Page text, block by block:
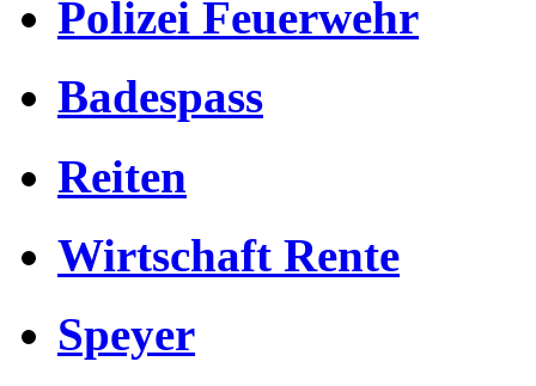
Polizei Feuerwehr
Badespass
Reiten
Wirtschaft Rente
Speyer